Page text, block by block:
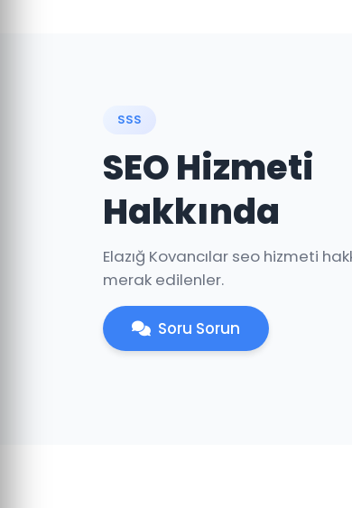
SSS
SEO Hizmeti
Hakkında
Elazığ Kovancılar seo hizmeti
merak edilenler.
Soru Sorun